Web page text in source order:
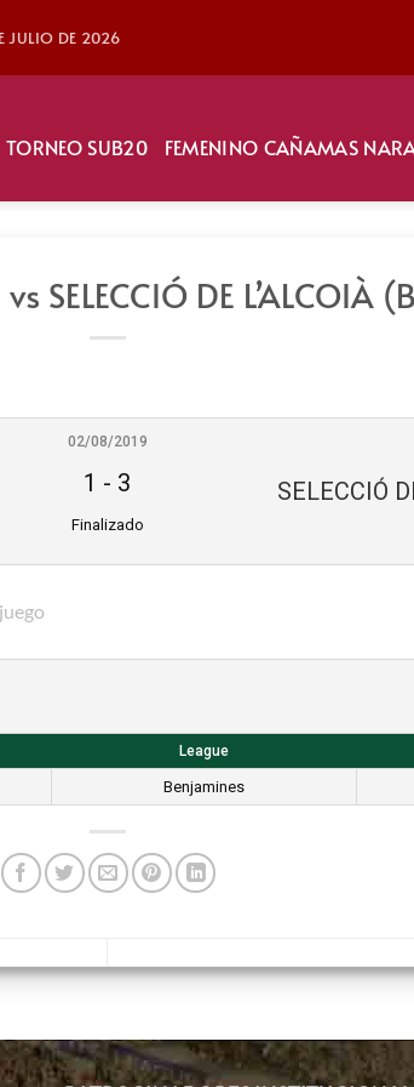
JULIO DE 2026
TORNEO SUB20 FEMENINO CAÑAMAS
SELECCIÓ DE L’ALCOIÀ
02/08/2019
1 - 3
Finalizado
League
Benjamines